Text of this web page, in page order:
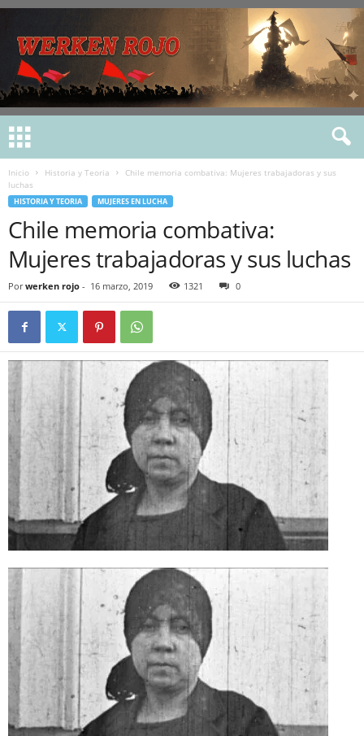
Inicio Historia y Teoria
Chile memoria combativa: Mujeres trabajadoras y sus
luchas
HISTORIA Y TEORIA MUJERES EN LUCHA
Chile memoria combativa:
Mujeres trabajadoras y sus luchas
Por werken rojo - 16 marzo, 2019 1321 0